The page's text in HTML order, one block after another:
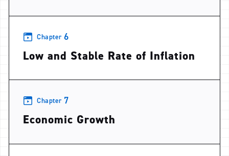
Chapter 6
Low and Stable Rate of Inflation
Chapter 7
Economic Growth